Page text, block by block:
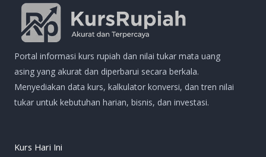
Portal informasi kurs rupiah dan nilai tukar mata uang
asing yang akurat dan diperbarui secara berkala.
Menyediakan data kurs, kalkulator konversi, dan tren nilai
tukar untuk kebutuhan harian, bisnis, dan investasi.
Kurs Hari Ini